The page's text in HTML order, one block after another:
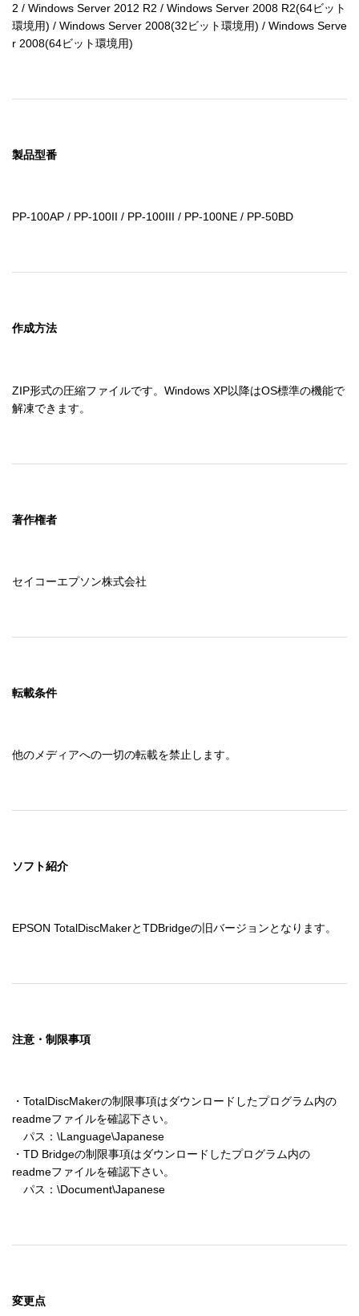
2 / Windows Server 2012 R2 / Windows Server 2008 R2(64ビット
環境用) / Windows Server 2008(32ビット環境用) / Windows Serve
r 2008(64ビット環境用)
製品型番
PP-100AP / PP-100II / PP-100III / PP-100NE / PP-50BD
作成方法
ZIP形式の圧縮ファイルです。Windows XP以降はOS標準の機能で
解凍できます。
著作権者
セイコーエプソン株式会社
転載条件
他のメディアへの一切の転載を禁止します。
ソフト紹介
EPSON TotalDiscMakerとTDBridgeの旧バージョンとなります。
注意・制限事項
・TotalDiscMakerの制限事項はダウンロードしたプログラム内の
readmeファイルを確認下さい。
パス：\Language\Japanese
・TD Bridgeの制限事項はダウンロードしたプログラム内の
readmeファイルを確認下さい。
変更点